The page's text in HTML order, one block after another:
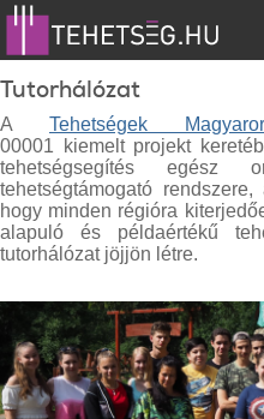
Tutorhálózat
A Tehetségek
00001 kiemelt projekt
tehetségsegítés egész
tehetségtámogató
hogy minden régióra
alapuló és példaértékű
tutorhálózatjöjjön létre.